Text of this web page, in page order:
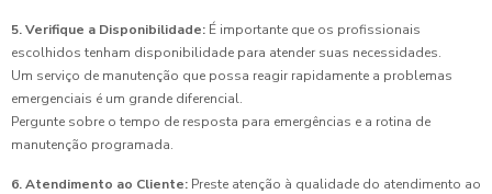
5. Verifique a Disponibilidade: É importante que os profissionais
escolhidos tenham disponibilidade para atender suas necessidades.
Um serviço de manutenção que possa reagir rapidamente a problemas
emergenciais é um grande diferencial.
Pergunte sobre o tempo de resposta para emergências e a rotina de
manutenção programada.
6. Atendimento ao Cliente: Preste atenção à qualidade do atendimento ao